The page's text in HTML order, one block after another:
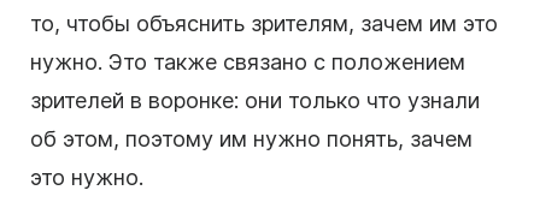
то, чтобы объяснить зрителям, зачем им это
нужно. Это также связано с положением
зрителей в воронке: они только что узнали
об этом, поэтому им нужно понять, зачем
это нужно.